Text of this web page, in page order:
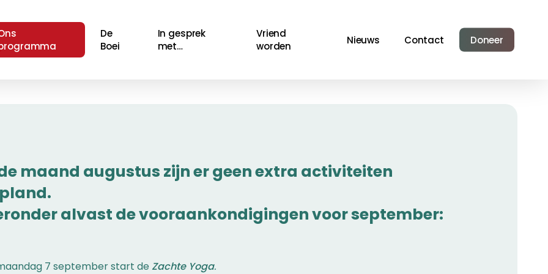
De
Boei
In gesprek
met…
Vriend
worden
Nieuws Contact Doneer
maand augustus zijn er geen extra activiteiten
alvast de vooraankondigingen voor september:
7 september start de Zachte Yoga.